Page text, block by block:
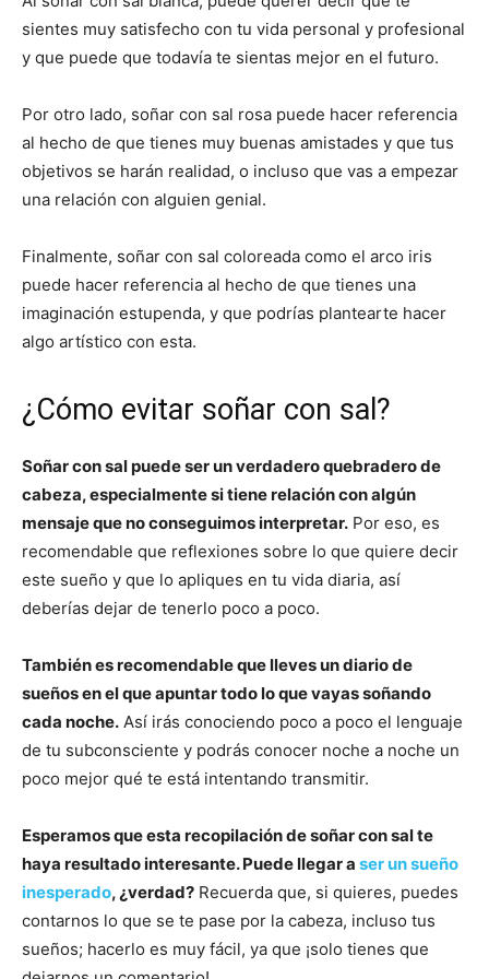
sientes muy satisfecho con tu vida personal y profesional
y que puede que todavía te sientas mejor en el futuro.
Por otro lado, soñar con sal rosa puede hacer referencia
al hecho de que tienes muy buenas amistades y que tus
objetivos se harán realidad, o incluso que vas a empezar
una relación con alguien genial.
Finalmente, soñar con sal coloreada como el arco iris
puede hacer referencia al hecho de que tienes una
imaginación estupenda, y que podrías plantearte hacer
algo artístico con esta.
¿Cómo evitar soñar con sal?
Soñar con sal puede ser un verdadero quebradero de
cabeza, especialmente si tiene relación con algún
mensaje que no conseguimos interpretar. Por eso, es
recomendable que reflexiones sobre lo que quiere decir
este sueño y que lo apliques en tu vida diaria, así
deberías dejar de tenerlo poco a poco.
También es recomendable que lleves un diario de
sueños en el que apuntar todo lo que vayas soñando
cada noche. Así irás conociendo poco a poco el lenguaje
de tu subconsciente y podrás conocer noche a noche un
poco mejor qué te está intentando transmitir.
Esperamos que esta recopilación de soñar con sal te
haya resultado interesante. Puede llegar a ser un sueño
inesperado, ¿verdad? Recuerda que, si quieres, puedes
contarnos lo que se te pase por la cabeza, incluso tus
sueños; hacerlo es muy fácil, ya que ¡solo tienes que